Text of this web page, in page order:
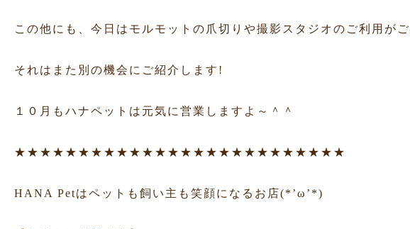
この他にも、今日はモルモットの爪切りや撮影スタジオのご利用がご
それはまた別の機会にご紹介します!
１０月もハナペットは元気に営業しますよ～＾＾
★★★★★★★★★★★★★★★★★★★★★★★★★★
HANA Petはペットも飼い主も笑顔になるお店(*’ω’*)